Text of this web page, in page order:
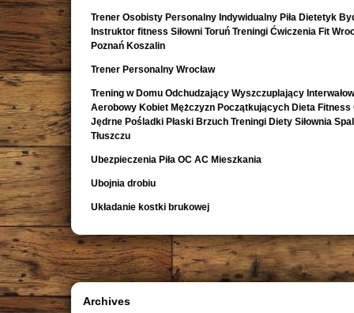
Trener Osobisty Personalny Indywidualny Piła Dietetyk
Instruktor fitness Siłowni Toruń Treningi Ćwiczenia Fit
Poznań Koszalin
Trener Personalny Wrocław
Trening w Domu Odchudzający Wyszczuplający
Aerobowy Kobiet Mężczyzn Początkujących Dieta Fitness
Jędrne Pośladki Płaski Brzuch Treningi Diety Siłownia
Tłuszczu
Ubezpieczenia Piła OC AC Mieszkania
Ubojnia drobiu
Układanie kostki brukowej
Archives